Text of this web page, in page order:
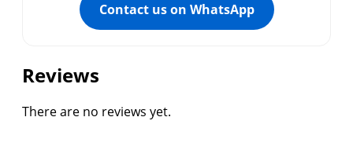
Contact us on WhatsApp
Reviews
There are no reviews yet.